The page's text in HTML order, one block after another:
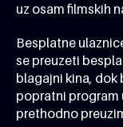
uz osam filmskih
Besplatne
se preuzeti
blagajni kina, dok
popratni program
prethodno